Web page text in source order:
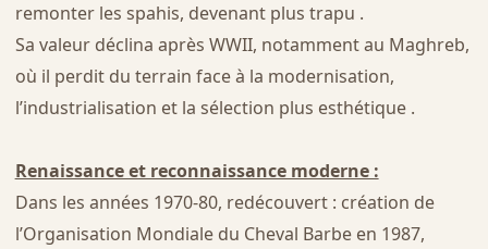
remonter les spahis, devenant plus trapu .
Sa valeur déclina après WWII, notamment au Maghreb,
où il perdit du terrain face à la modernisation,
l’industrialisation et la sélection plus esthétique .
Renaissance et reconnaissance moderne :
Dans les années 1970‑80, redécouvert : création de
l’Organisation Mondiale du Cheval Barbe en 1987,